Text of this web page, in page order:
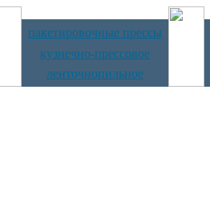
пакетировочные прессы
кузнечно-прессовое
ленточнопильное